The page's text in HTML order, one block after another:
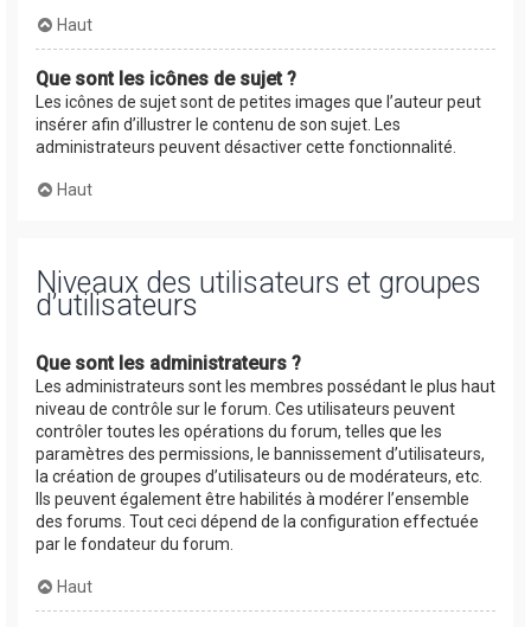
Haut
Que sont les icônes de sujet ?
Les icônes de sujet sont de petites images que l’auteur peut
insérer afin d’illustrer le contenu de son sujet. Les
administrateurs peuvent désactiver cette fonctionnalité.
Haut
Niveaux des utilisateurs et groupes
d’utilisateurs
Que sont les administrateurs ?
Les administrateurs sont les membres possédant le plus haut
niveau de contrôle sur le forum. Ces utilisateurs peuvent
contrôler toutes les opérations du forum, telles que les
paramètres des permissions, le bannissement d’utilisateurs,
la création de groupes d’utilisateurs ou de modérateurs, etc.
Ils peuvent également être habilités à modérer l’ensemble
des forums. Tout ceci dépend de la configuration effectuée
par le fondateur du forum.
Haut